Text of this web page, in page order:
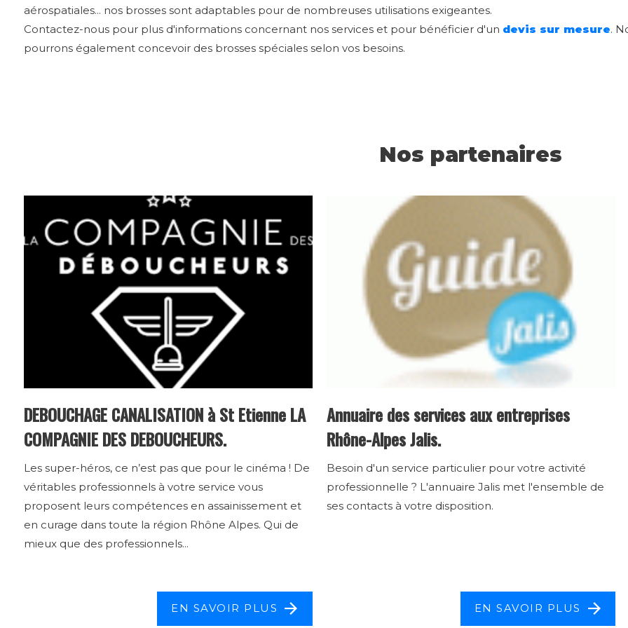
aérospatiales... nos brosses sont adaptables pour de nombreuses utilisations exigeantes.
Contactez-nous pour plus d'informations concernant nos services et pour bénéficier d'un devis sur mesure.
pourrons également concevoir des brosses spéciales selon vos besoins.
Nos partenaires
DEBOUCHAGE CANALISATION à St Etienne LA
COMPAGNIE DES DEBOUCHEURS.
Les super-héros, ce n’est pas que pour le cinéma ! De
véritables professionnels à votre service vous
proposent leurs compétences en assainissement et
en curage dans toute la région Rhône Alpes. Qui de
mieux que des professionnels...
EN SAVOIR PLUS
Annuaire des services aux entreprises
Rhône-Alpes Jalis.
Besoin d'un service particulier pour votre activité
professionnelle ? L'annuaire Jalis met l'ensemble de
ses contacts à votre disposition.
EN SAVOIR PLUS